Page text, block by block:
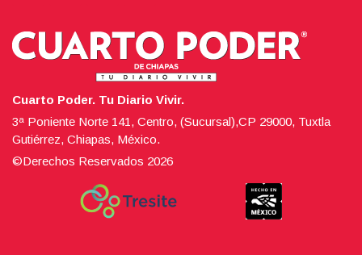
Cuarto Poder. Tu Diario Vivir.
3ª Poniente Norte 141, Centro, (Sucursal),CP 29000, Tuxtla
Gutiérrez, Chiapas, México.
©Derechos Reservados 2026